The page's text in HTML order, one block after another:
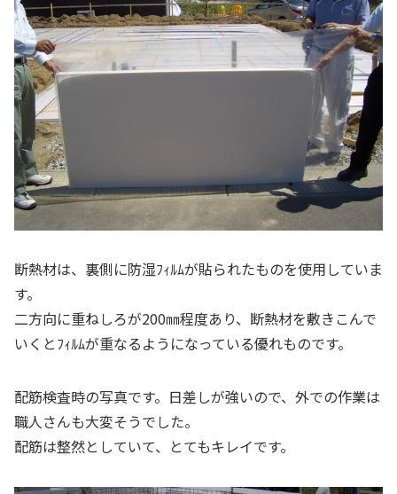
断熱材は、裏側に防湿ﾌｨﾙﾑが貼られたものを使用していま
す。
二方向に重ねしろが200㎜程度あり、断熱材を敷きこんで
いくとﾌｨﾙﾑが重なるようになっている優れものです。
配筋検査時の写真です。日差しが強いので、外での作業は
職人さんも大変そうでした。
配筋は整然としていて、とてもキレイです。